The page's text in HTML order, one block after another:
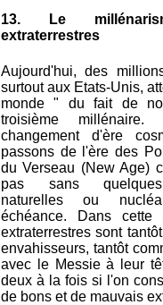
13. Le
extraterrestres
Aujourd'hui, des
surtout aux Etats-Unis,
monde " du fait de
troisième
changement d'ère
passons de l'ère des
du Verseau (New Age)
pas sans quelques
naturelles ou
échéance. Dans cette
extraterrestres sont
envahisseurs, tantôt
avec le Messie à leur
deux à la fois si l'on
de bons et de mauvais